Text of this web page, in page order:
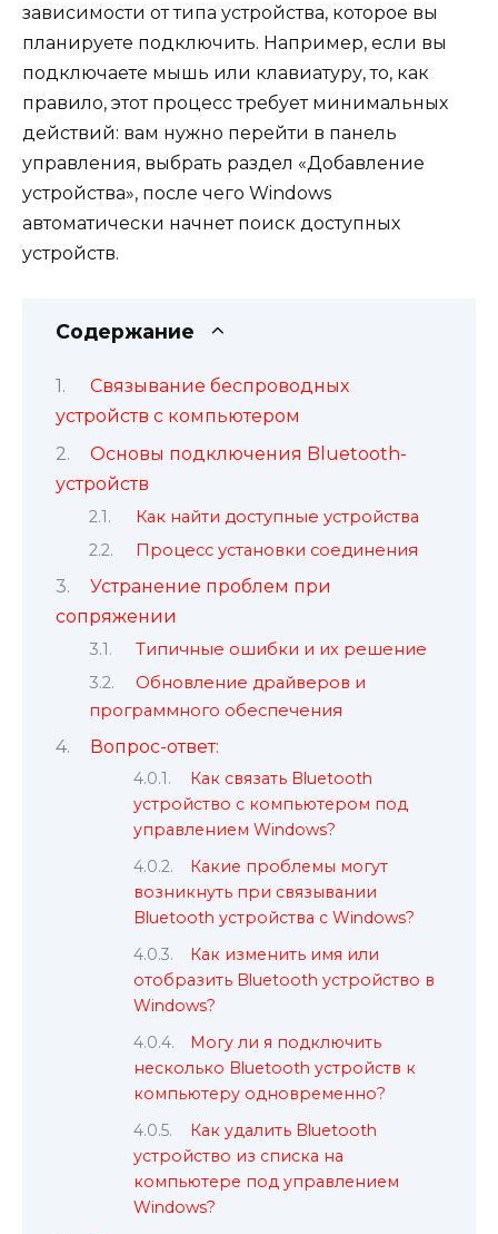
зависимости от типа устройства, которое вы
планируете подключить. Например, если вы
подключаете мышь или клавиатуру, то, как
правило, этот процесс требует минимальных
действий: вам нужно перейти в панель
управления, выбрать раздел «Добавление
устройства», после чего Windows
автоматически начнет поиск доступных
устройств.
Содержание
Связывание беспроводных
устройств с компьютером
Основы подключения Bluetooth-
устройств
Как найти доступные устройства
Процесс установки соединения
Устранение проблем при
сопряжении
Типичные ошибки и их решение
Обновление драйверов и
программного обеспечения
Вопрос-ответ:
Как связать Bluetooth
устройство с компьютером под
управлением Windows?
Какие проблемы могут
возникнуть при связывании
Bluetooth устройства с Windows?
Как изменить имя или
отобразить Bluetooth устройство в
Windows?
Могу ли я подключить
несколько Bluetooth устройств к
компьютеру одновременно?
Как удалить Bluetooth
устройство из списка на
компьютере под управлением
Windows?